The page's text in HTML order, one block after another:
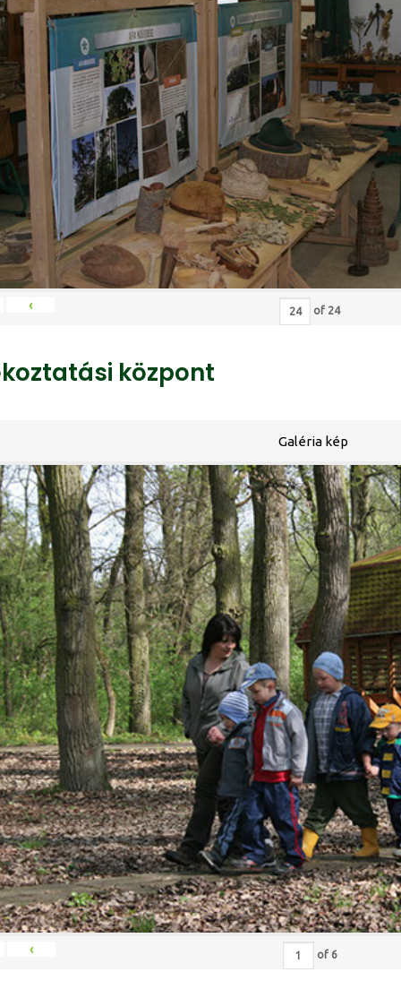
‹ of 24
központ
Galéria kép
‹ of 6